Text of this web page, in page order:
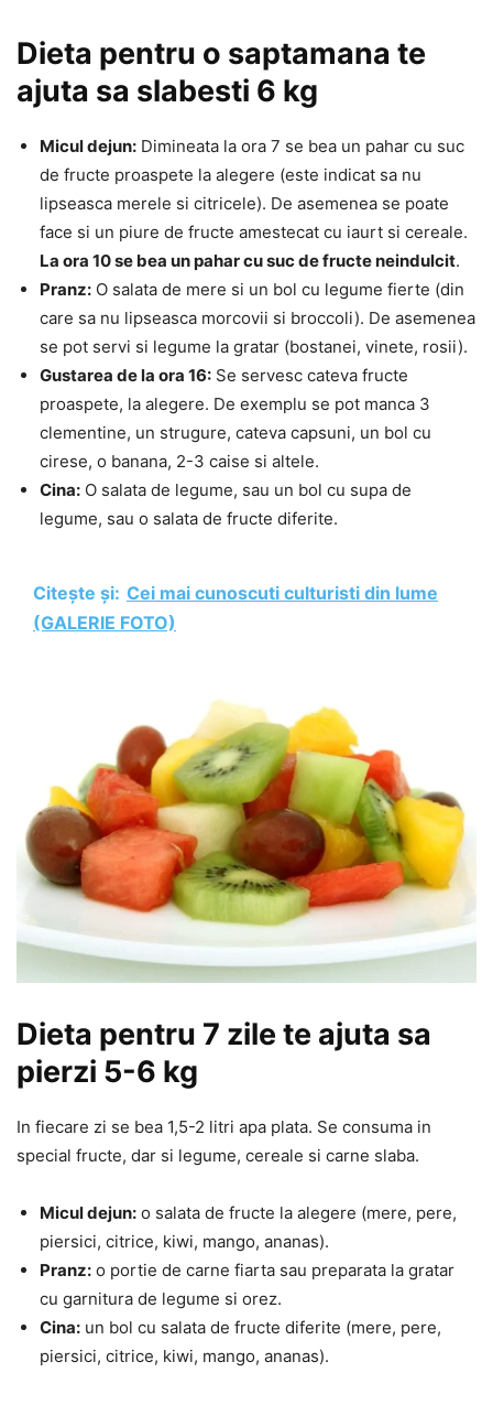
Dieta pentru o saptamana te
ajuta sa slabesti 6 kg
Micul dejun: Dimineata la ora 7 se bea un pahar cu suc
de fructe proaspete la alegere (este indicat sa nu
lipseasca merele si citricele). De asemenea se poate
face si un piure de fructe amestecat cu iaurt si cereale.
La ora 10 se bea un pahar cu suc de fructe neindulcit.
Pranz: O salata de mere si un bol cu legume fierte (din
care sa nu lipseasca morcovii si broccoli). De asemenea
se pot servi si legume la gratar (bostanei, vinete, rosii).
Gustarea de la ora 16: Se servesc cateva fructe
proaspete, la alegere. De exemplu se pot manca 3
clementine, un strugure, cateva capsuni, un bol cu
cirese, o banana, 2-3 caise si altele.
Cina: O salata de legume, sau un bol cu supa de
legume, sau o salata de fructe diferite.
Citește și: Cei mai cunoscuti culturisti din lume
(GALERIE FOTO)
Dieta pentru 7 zile te ajuta sa
pierzi 5-6 kg
In fiecare zi se bea 1,5-2 litri apa plata. Se consuma in
special fructe, dar si legume, cereale si carne slaba.
Micul dejun: o salata de fructe la alegere (mere, pere,
piersici, citrice, kiwi, mango, ananas).
Pranz: o portie de carne fiarta sau preparata la gratar
cu garnitura de legume si orez.
Cina: un bol cu salata de fructe diferite (mere, pere,
piersici, citrice, kiwi, mango, ananas).